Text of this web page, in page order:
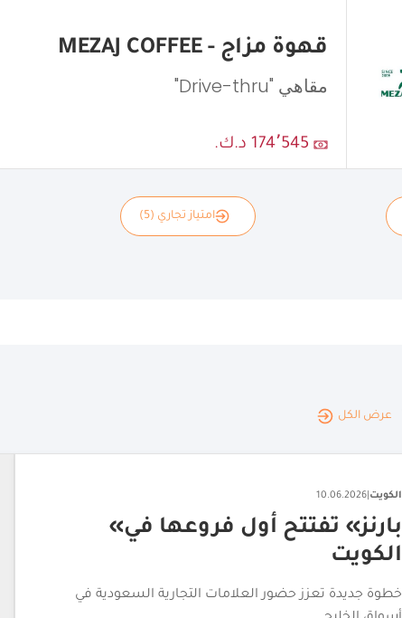
قهوة مزاج - MEZAJ COFFEE
مقاهي "Drive-thru"
174٬545 د.ك.
امتياز تجاري (5)
عرض الكل
الكويت 16.06.2026
ديليفرو ومجموعة الشايع تتعاونان
في الامارات والكويت
ديليفرو ومجموعة الشايع تتعاونان لتوفير أبرز العلامات